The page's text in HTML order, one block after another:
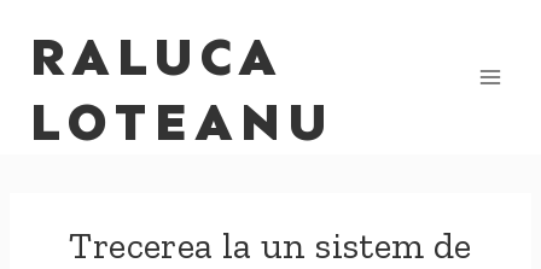
RALUCA
LOTEANU
Trecerea la un sistem de